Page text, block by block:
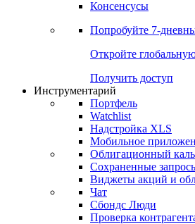
Консенсусы
Попробуйте 7-
Откройте
Получить доступ
Инструментарий
Портфель
Watchlist
Надстройка XLS
Мобильное
Облигационный
Сохраненные
Виджеты акций и
Чат
Сбондс Люди
Проверка